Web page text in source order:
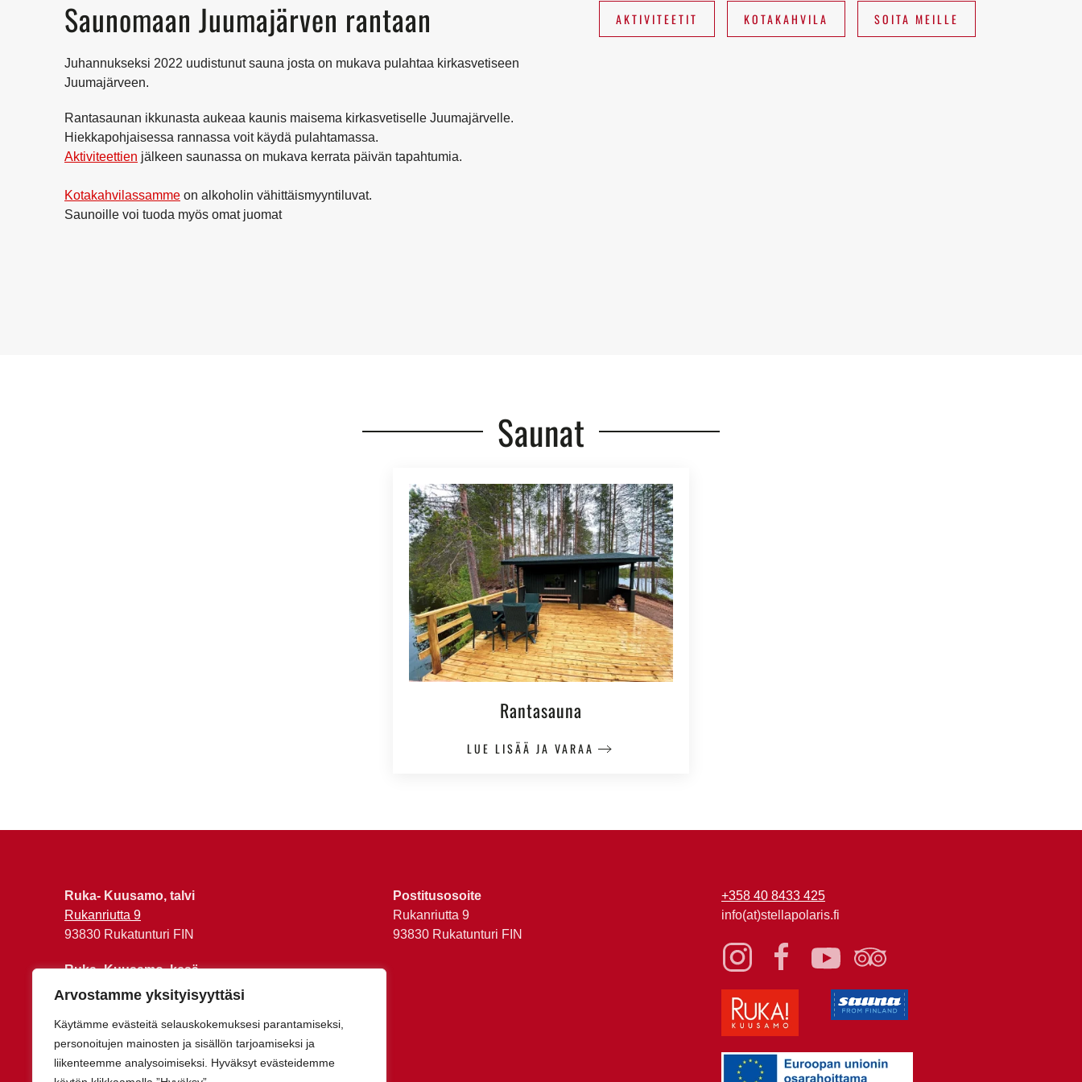
Arvostamme yksityisyyttäsi
Käytämme evästeitä selauskokemuksesi parantamiseksi,
personoitujen mainosten ja sisällön tarjoamiseksi ja
liikenteemme analysoimiseksi. Hyväksyt evästeidemme
Saunomaan Juumajärven rantaan
Juhannukseksi 2022 uudistunut sauna josta on mukava pulahtaa kirkasvetiseen
Juumajärveen.
Rantasaunan ikkunasta aukeaa kaunis maisema kirkasvetiselle Juumajärvelle.
Hiekkapohjaisessa rannassa voit käydä pulahtamassa.
Aktiviteettien jälkeen saunassa on mukava kerrata päivän tapahtumia.
Kotakahvilassamme on alkoholin vähittäismyyntiluvat.
Saunoille voi tuoda myös omat juomat
AKTIVITEETIT KOTAKAHVILA SOITA MEILLE
Saunat
Rantasauna
LUE LISÄÄ JA VARAA
Ruka- Kuusamo, talvi
Rukanriutta 9
93830 Rukatunturi FIN
Ruka- Kuusamo, kesä
Juumantie 120
Postitusosoite
Rukanriutta 9
93830 Rukatunturi FIN
+358 40 8433 425
info(at)stellapolaris.fi